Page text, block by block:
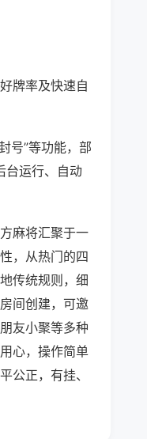
牌率及快速自
号”等功能，部
台运行、自动
麻将汇聚于一
，从热门的四
传统规则，细
间创建，可邀
友小聚等多种
心，操作简单
公正，有挂、